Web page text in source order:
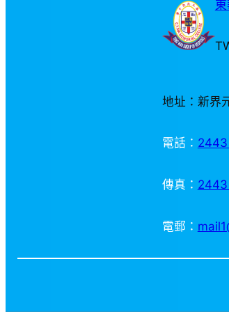
地址：新界
電話：
傳真：
電郵：